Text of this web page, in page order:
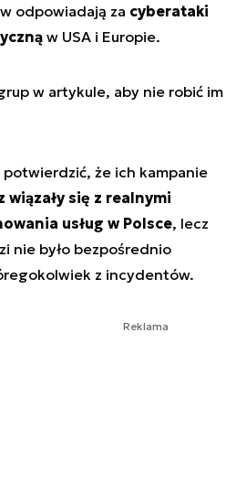
odpowiadają za cyberataki
w USA i Europie.
w artykule, aby nie robić im
że ich kampanie
się z realnymi
usług w Polsce, lecz
nie było bezpośrednio
z incydentów.
Reklama